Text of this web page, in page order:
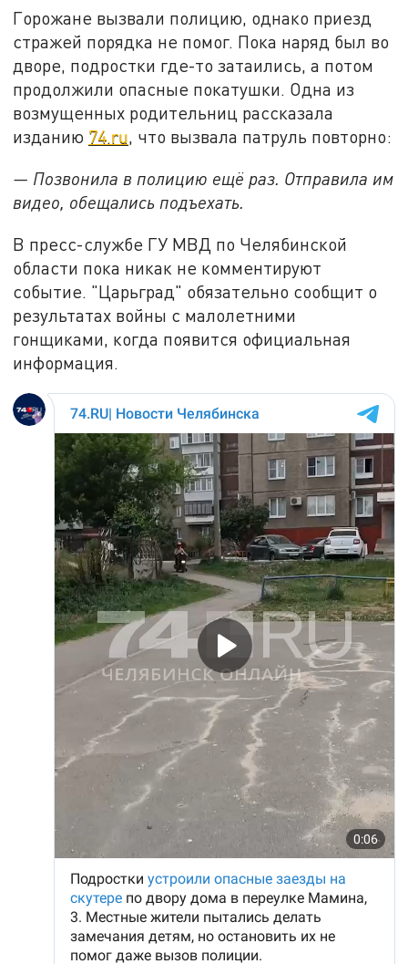
Горожане вызвали полицию, однако приезд
стражей порядка не помог. Пока наряд был во
дворе, подростки где-то затаились, а потом
продолжили опасные покатушки. Одна из
возмущенных родительниц рассказала
изданию 74.ru, что вызвала патруль повторно:
— Позвонила в полицию ещё раз. Отправила им
видео, обещались подъехать.
В пресс-службе ГУ МВД по Челябинской
области пока никак не комментируют
событие. "Царьград" обязательно сообщит о
результатах войны с малолетними
гонщиками, когда появится официальная
информация.